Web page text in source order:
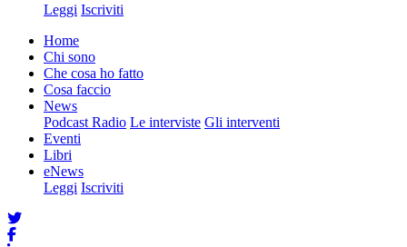
Leggi Iscriviti
Home
Chi sono
Che cosa ho fatto
Cosa faccio
News
Podcast Radio Le interviste Gli interventi
Eventi
Libri
eNews
Leggi Iscriviti